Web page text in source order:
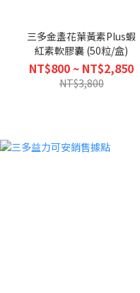
三多金盞花葉黃素Plus蝦
紅素軟膠囊 (50粒/盒)
NT$800 ~ NT$2,850
NT$3,800